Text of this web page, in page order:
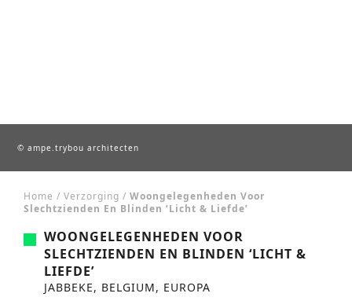
© ampe.trybou architecten
Home / Verzorging / Woongelegenheden Voor
Slechtzienden En Blinden ‘Licht & Liefde’
WOONGELEGENHEDEN VOOR
SLECHTZIENDEN EN BLINDEN ‘LICHT &
LIEFDE’
JABBEKE, BELGIUM, EUROPA